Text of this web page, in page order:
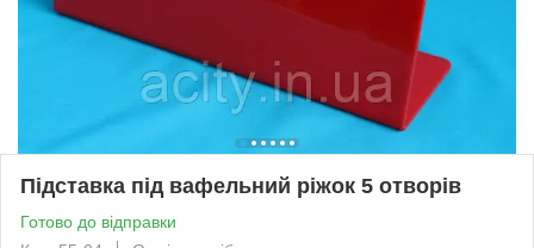
Підставка під вафельний ріжок 5 отворів
Готово до відправки